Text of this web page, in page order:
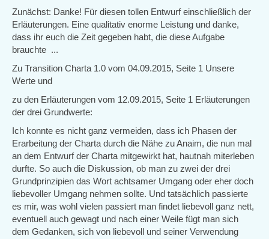
Zunächst: Danke! Für diesen tollen Entwurf einschließlich der
Erläuterungen. Eine qualitativ enorme Leistung und danke,
dass ihr euch die Zeit gegeben habt, die diese Aufgabe
brauchte ...
Zu Transition Charta 1.0 vom 04.09.2015, Seite 1 Unsere
Werte und
zu den Erläuterungen vom 12.09.2015, Seite 1 Erläuterungen
der drei Grundwerte:
Ich konnte es nicht ganz vermeiden, dass ich Phasen der
Erarbeitung der Charta durch die Nähe zu Anaim, die nun mal
an dem Entwurf der Charta mitgewirkt hat, hautnah miterleben
durfte. So auch die Diskussion, ob man zu zwei der drei
Grundprinzipien das Wort achtsamer Umgang oder eher doch
liebevoller Umgang nehmen sollte. Und tatsächlich passierte
es mir, was wohl vielen passiert man findet liebevoll ganz nett,
eventuell auch gewagt und nach einer Weile fügt man sich
dem Gedanken, sich von liebevoll und seiner Verwendung